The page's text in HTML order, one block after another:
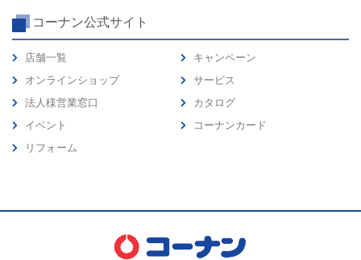
コーナン公式サイト
店舗一覧
オンラインショップ
法人様営業窓口
イベント
リフォーム
キャンペーン
サービス
カタログ
コーナンカード